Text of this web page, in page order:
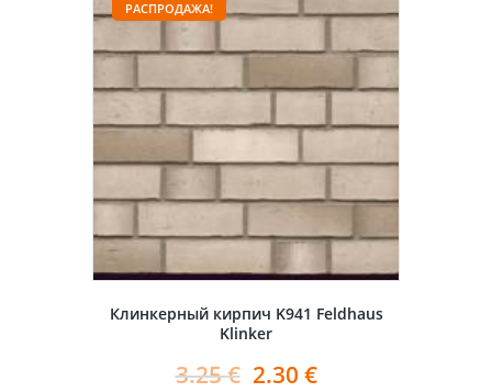
РАСПРОДАЖА!
Клинкерный кирпич K941 Feldhaus
Klinker
3.25€ 2.30 €